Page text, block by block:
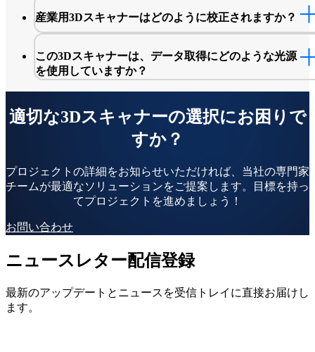
OptimScan Q12/Q9ソフトウェアはSHINING3D Inspectモ
ールを統合し、比較、断面、特徴、寸法、ゲージ、レ
ト、クイック測定などの包括的な機能を提供し、多様
査要件に対応します。
産業用3Dスキャナーはどのように校正されますか？
この3Dスキャナーは、データ取得にどのような光源
を使用していますか？
より詳しい仕様については、製品カタログをご確認く
適切な3Dスキャナーの選択にお困りで
すか？
プロジェクトの詳細をお知らせいただければ、当社の専門家
チームが最適なソリューションをご提案します。目標を持っ
てプロジェクトを進めましょう！
お問い合わせ
ニュースレター配信登録
最新のアップデートとニュースを受信トレイに直接お届けし
ます。